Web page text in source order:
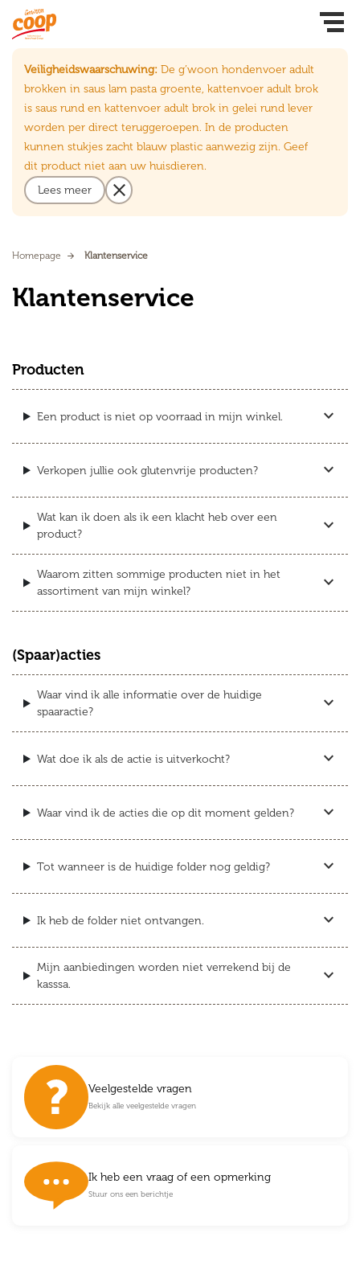
Veiligheidswaarschuwing: De g’woon hondenvoer adult
brokken in saus lam pasta groente, kattenvoer adult brok
is saus rund en kattenvoer adult brok in gelei rund lever
worden per direct teruggeroepen. In de producten
kunnen stukjes zacht blauw plastic aanwezig zijn. Geef
dit product niet aan uw huisdieren.
Lees meer
Homepage Klantenservice
Klantenservice
Producten
Een product is niet op voorraad in mijn winkel. expand_more
Verkopen jullie ook glutenvrije producten? expand_more
Wat kan ik doen als ik een klacht heb over een
product?
expand_more
Waarom zitten sommige producten niet in het
assortiment van mijn winkel?
expand_more
(Spaar)acties
Waar vind ik alle informatie over de huidige
spaaractie?
expand_more
Wat doe ik als de actie is uitverkocht? expand_more
Waar vind ik de acties die op dit moment gelden? expand_more
Tot wanneer is de huidige folder nog geldig? expand_more
Ik heb de folder niet ontvangen. expand_more
Mijn aanbiedingen worden niet verrekend bij de
kasssa.
expand_more
Veelgestelde vragen
Bekijk alle veelgestelde vragen
Ik heb een vraag of een opmerking
Stuur ons een berichtje